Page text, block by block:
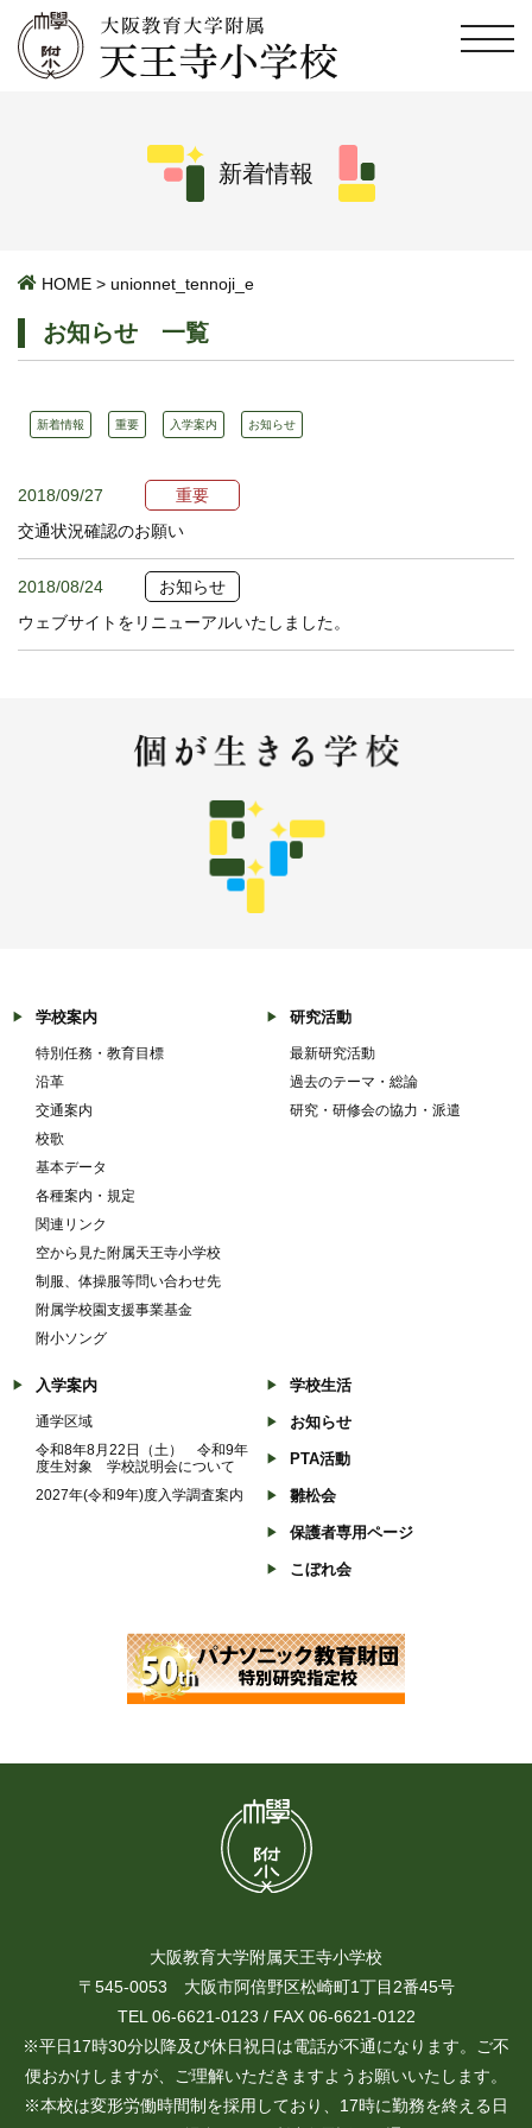
新着情報
HOME > unionnet_tennoji_e
お知らせ 一覧
新着情報 重要 入学案内 お知らせ
2018/09/27
重要
交通状況確認のお願い
2018/08/24
お知らせ
ウェブサイトをリニューアルいたしました。
学校案内
特別任務・教育目標
沿革
交通案内
校歌
基本データ
各種案内・規定
関連リンク
空から見た附属天王寺小学校
制服、体操服等問い合わせ先
附属学校園支援事業基金
附小ソング
研究活動
最新研究活動
過去のテーマ・総論
研究・研修会の協力・派遣
入学案内
通学区域
令和8年8月22日（土） 令和9年
度生対象 学校説明会について
2027年(令和9年)度入学調査案内
学校生活
お知らせ
PTA活動
雛松会
保護者専用ページ
こぼれ会
大阪教育大学附属天王寺小学校
〒545-0053 大阪市阿倍野区松崎町1丁目2番45号
TEL 06-6621-0123 / FAX 06-6621-0122
※平日17時30分以降及び休日祝日は電話が不通になります。ご不
便おかけしますが、ご理解いただきますようお願いいたします。
※本校は変形労働時間制を採用しており、17時に勤務を終える日